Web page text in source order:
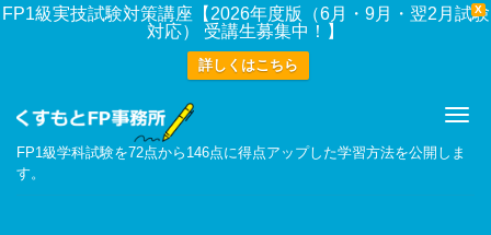
X
FP1級実技試験対策講座【2026年度版（6月・9月・翌2月試験
対応） 受講生募集中！】
詳しくはこちら
FP1級学科試験を72点から146点に得点アップした学習方法を公開しま
す。